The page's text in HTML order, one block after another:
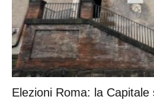
Elezioni Roma: la Capitale